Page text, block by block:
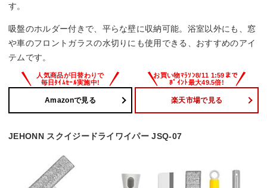
す。
吸盤のホルダー付きで、平らな壁に収納可能。浴室以外にも、窓
や車のフロントガラスの水切りにも使用できる、おすすめのアイ
テムです。
Amazonで見る 楽天市場で見る
JEHONN スクイジードライワイパー JSQ-07